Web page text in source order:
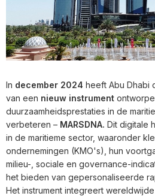
In december 2024 heeft Abu Dhabi
van een nieuw instrument
duurzaamheidsprestaties in de
verbeteren – MARSDNA. Dit digitale
in de maritieme sector, waaronder
ondernemingen (KMO's), hun
milieu-, sociale en governance-
het bieden van gepersonaliseerde
Het instrument integreert